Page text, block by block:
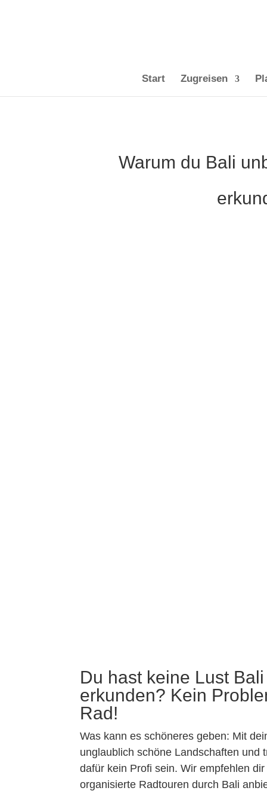
Start Zugreisen
Warum du Bali
Du hast keine Lust
erkunden? Kein
Rad!
Was kann es schöneres geben: Mit
unglaublich schöne Landschaften und
dafür kein Profi sein. Wir empfehlen
organisierte Radtouren durch Bali